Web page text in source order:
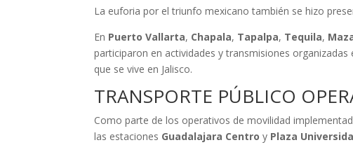
La euforia por el triunfo mexicano también se hizo
En Puerto Vallarta, Chapala, Tapalpa, Tequila,
participaron en actividades y transmisiones
que se vive en Jalisco.
TRANSPORTE PÚBLICO
Como parte de los operativos de movilidad
las estaciones Guadalajara Centro y Plaza